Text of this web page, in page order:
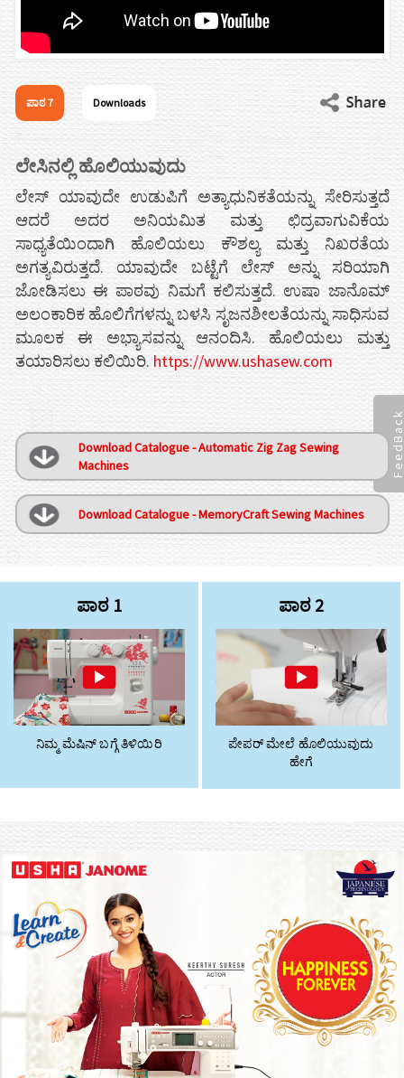
ಪಾಠ 7 Downloads
ಲೇಸಿನಲ್ಲಿ ಹೊಲಿಯುವುದು
ಲೇಸ್ ಯಾವುದೇ ಉಡುಪಿಗೆ ಅತ್ಯಾಧುನಿಕತೆಯನ್ನು ಸೇರಿಸುತ್ತದೆ
ಆದರೆ ಅದರ ಅನಿಯಮಿತ ಮತ್ತು ಛಿದ್ರವಾಗುವಿಕೆಯ
ಸಾಧ್ಯತೆಯಿಂದಾಗಿ ಹೊಲಿಯಲು ಕೌಶಲ್ಯ ಮತ್ತು ನಿಖರತೆಯ
ಅಗತ್ಯವಿರುತ್ತದೆ. ಯಾವುದೇ ಬಟ್ಟೆಗೆ ಲೇಸ್ ಅನ್ನು ಸರಿಯಾಗಿ
ಜೋಡಿಸಲು ಈ ಪಾಠವು ನಿಮಗೆ ಕಲಿಸುತ್ತದೆ. ಉಷಾ ಜಾನೊಮ್
ಅಲಂಕಾರಿಕ ಹೊಲಿಗೆಗಳನ್ನು ಬಳಸಿ ಸೃಜನಶೀಲತೆಯನ್ನು ಸಾಧಿಸುವ
ಮೂಲಕ ಈ ಅಭ್ಯಾಸವನ್ನು ಆನಂದಿಸಿ. ಹೊಲಿಯಲು ಮತ್ತು
ತಯಾರಿಸಲು ಕಲಿಯಿರಿ. https://www.ushasew.com
Download Catalogue - Automatic Zig Zag Sewing
Machines
Download Catalogue - MemoryCraft Sewing Machines
ಪಾಠ 1
ನಿಮ್ಮ ಮೆಷಿನ್ ಬಗ್ಗೆ ತಿಳಿಯಿರಿ
ಪಾಠ 2
ಪೇಪರ್‌ ಮೇಲೆ ಹೊಲಿಯುವುದು
ಹೇಗೆ